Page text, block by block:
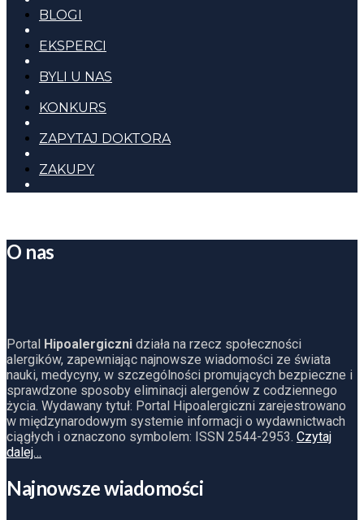
BLOGI
EKSPERCI
BYLI U NAS
KONKURS
ZAPYTAJ DOKTORA
ZAKUPY
O nas
Portal Hipoalergiczni działa na rzecz społeczności
alergików, zapewniając najnowsze wiadomości ze świata
nauki, medycyny, w szczególności promujących bezpieczne i
sprawdzone sposoby eliminacji alergenów z codziennego
życia. Wydawany tytuł: Portal Hipoalergiczni zarejestrowano
w międzynarodowym systemie informacji o wydawnictwach
ciągłych i oznaczono symbolem: ISSN 2544-2953. Czytaj
dalej…
Najnowsze wiadomości